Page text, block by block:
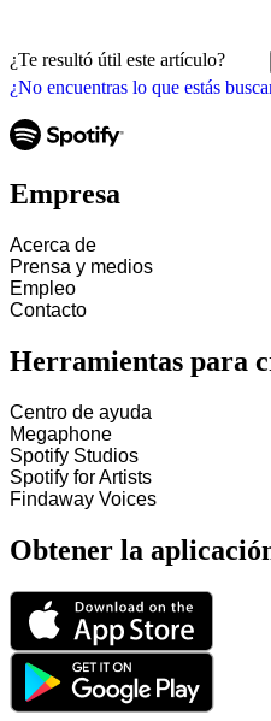
¿No encuentras lo que estás
¿Te resultó útil este artículo?
Empresa
Acerca de
Prensa y medios
Empleo
Contacto
Herramientas para
Centro de ayuda
Megaphone
Spotify Studios
Spotify for Artists
Findaway Voices
Obtener la